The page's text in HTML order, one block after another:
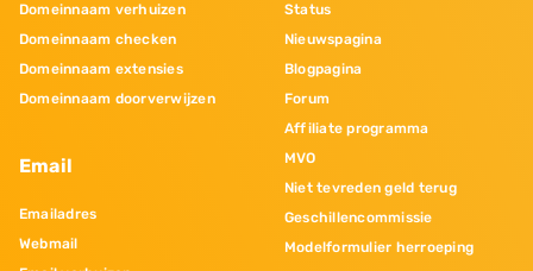
Domeinnaam verhuizen
Domeinnaam checken
Domeinnaam extensies
Domeinnaam doorverwijzen
Email
Emailadres
Webmail
Status
Nieuwspagina
Blogpagina
Forum
Affiliate programma
MVO
Niet tevreden geld terug
Geschillencommissie
Modelformulier herroeping